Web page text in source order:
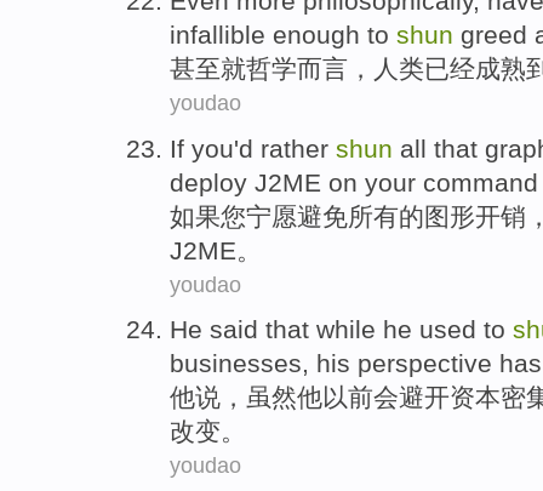
infallible enough to shun greed
甚至就哲学而言 ， 人类已经成熟
youdao
If you'd rather shun all that
deploy J2ME on your command
如果您宁愿避免所有的图形开销
J2ME 。
youdao
He said that while he used to
businesses, his perspective has
他说 ， 虽然他以前会避开资本密
改变。
youdao